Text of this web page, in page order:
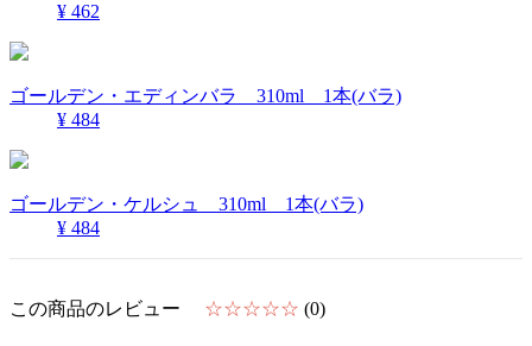
¥ 462
ゴールデン・エディンバラ 310ml 1本(バラ)
¥ 484
ゴールデン・ケルシュ 310ml 1本(バラ)
¥ 484
この商品のレビュー ☆☆☆☆☆ (0)